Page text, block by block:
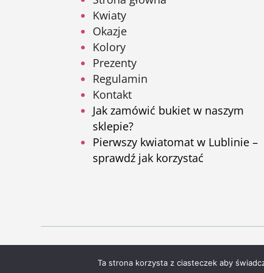
Kwiaty
Okazje
Kolory
Prezenty
Regulamin
Kontakt
Jak zamówić bukiet w naszym
sklepie?
Pierwszy kwiatomat w Lublinie –
sprawdź jak korzystać
Ta strona korzysta z ciasteczek aby